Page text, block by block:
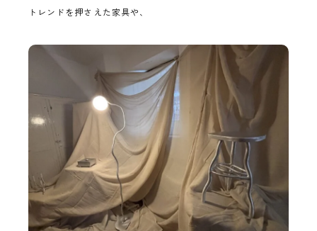
トレンドを押さえた家具や、